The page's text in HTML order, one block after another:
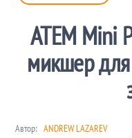
ATEM Mini
микшер
Автор: ANDREW LAZAREV